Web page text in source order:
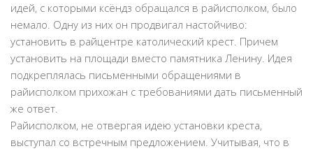
идей, с которыми ксёндз обращался в райисполком, было
немало. Одну из них он продвигал настойчиво:
установить в райцентре католический крест. Причем
установить на площади вместо памятника Ленину. Идея
подкреплялась письменными обращениями в
райисполком прихожан с требованиями дать письменный
же ответ.
Райисполком, не отвергая идею установки креста,
выступал со встречным предложением. Учитывая, что в